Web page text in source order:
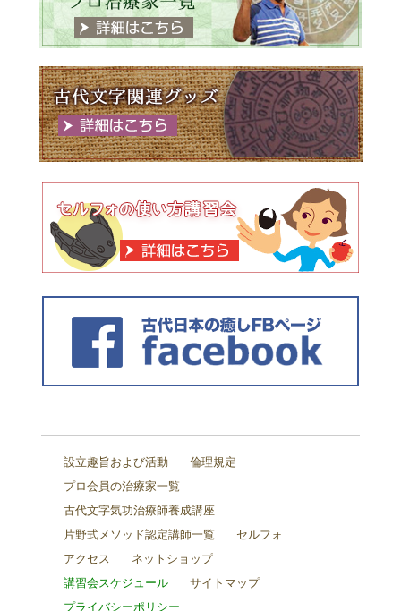
設立趣旨および活動
倫理規定
プロ会員の治療家一覧
古代文字気功治療師養成講座
片野式メソッド認定講師一覧
セルフォ
アクセス
ネットショップ
講習会スケジュール
サイトマップ
プライバシーポリシー